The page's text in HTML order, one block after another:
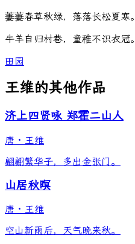
萋萋春草秋绿， 落落长松夏寒。
牛羊自 归村巷， 童稚不识衣冠。
田园
王维的其他作品
济上四贤咏 郑霍二山人
唐 · 王维
翩翩繁华子，多出金张门。
山居秋暝
唐 · 王维
空山新雨后，天气晚来秋。